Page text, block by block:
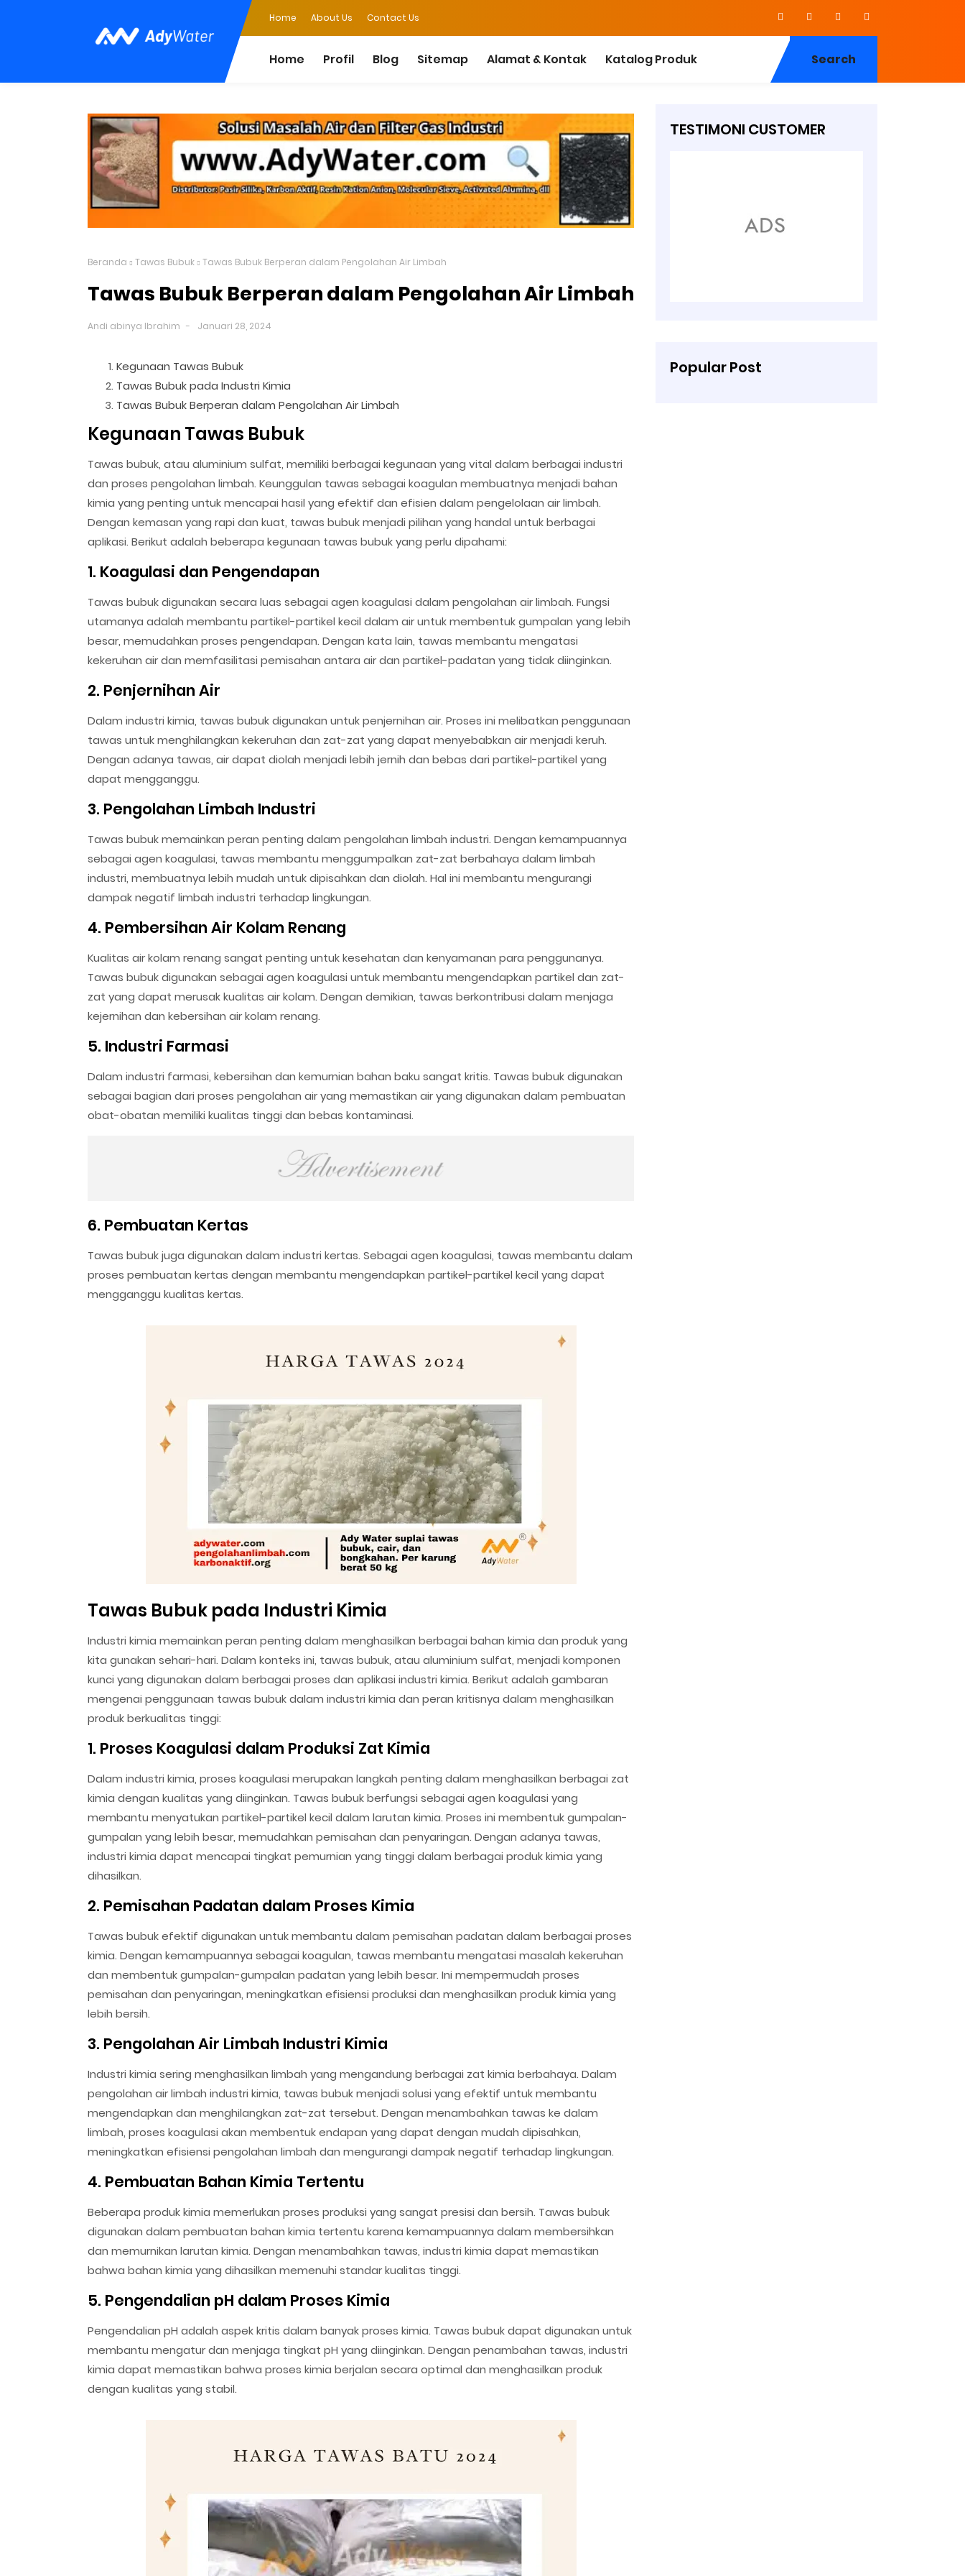
Home About Us Contact Us
Home Profil Blog Sitemap Alamat & Kontak Katalog Produk Search
Beranda Tawas Bubuk Tawas Bubuk Berperan dalam Pengolahan Air Limbah
Tawas Bubuk Berperan dalam Pengolahan Air Limbah
Andi abinya Ibrahim Januari 28, 2024
Kegunaan Tawas Bubuk
Tawas Bubuk pada Industri Kimia
Tawas Bubuk Berperan dalam Pengolahan Air Limbah
Kegunaan Tawas Bubuk
Tawas bubuk, atau aluminium sulfat, memiliki berbagai kegunaan yang vital dalam berbagai industri
dan proses pengolahan limbah. Keunggulan tawas sebagai koagulan membuatnya menjadi bahan
kimia yang penting untuk mencapai hasil yang efektif dan efisien dalam pengelolaan air limbah.
Dengan kemasan yang rapi dan kuat, tawas bubuk menjadi pilihan yang handal untuk berbagai
aplikasi. Berikut adalah beberapa kegunaan tawas bubuk yang perlu dipahami:
1. Koagulasi dan Pengendapan
Tawas bubuk digunakan secara luas sebagai agen koagulasi dalam pengolahan air limbah. Fungsi
utamanya adalah membantu partikel-partikel kecil dalam air untuk membentuk gumpalan yang lebih
besar, memudahkan proses pengendapan. Dengan kata lain, tawas membantu mengatasi
kekeruhan air dan memfasilitasi pemisahan antara air dan partikel-padatan yang tidak diinginkan.
2. Penjernihan Air
Dalam industri kimia, tawas bubuk digunakan untuk penjernihan air. Proses ini melibatkan penggunaan
tawas untuk menghilangkan kekeruhan dan zat-zat yang dapat menyebabkan air menjadi keruh.
Dengan adanya tawas, air dapat diolah menjadi lebih jernih dan bebas dari partikel-partikel yang
dapat mengganggu.
3. Pengolahan Limbah Industri
Tawas bubuk memainkan peran penting dalam pengolahan limbah industri. Dengan kemampuannya
sebagai agen koagulasi, tawas membantu menggumpalkan zat-zat berbahaya dalam limbah
industri, membuatnya lebih mudah untuk dipisahkan dan diolah. Hal ini membantu mengurangi
dampak negatif limbah industri terhadap lingkungan.
4. Pembersihan Air Kolam Renang
Kualitas air kolam renang sangat penting untuk kesehatan dan kenyamanan para penggunanya.
Tawas bubuk digunakan sebagai agen koagulasi untuk membantu mengendapkan partikel dan zat-
zat yang dapat merusak kualitas air kolam. Dengan demikian, tawas berkontribusi dalam menjaga
kejernihan dan kebersihan air kolam renang.
5. Industri Farmasi
Dalam industri farmasi, kebersihan dan kemurnian bahan baku sangat kritis. Tawas bubuk digunakan
sebagai bagian dari proses pengolahan air yang memastikan air yang digunakan dalam pembuatan
obat-obatan memiliki kualitas tinggi dan bebas kontaminasi.
6. Pembuatan Kertas
Tawas bubuk juga digunakan dalam industri kertas. Sebagai agen koagulasi, tawas membantu dalam
proses pembuatan kertas dengan membantu mengendapkan partikel-partikel kecil yang dapat
mengganggu kualitas kertas.
Tawas Bubuk pada Industri Kimia
Industri kimia memainkan peran penting dalam menghasilkan berbagai bahan kimia dan produk yang
kita gunakan sehari-hari. Dalam konteks ini, tawas bubuk, atau aluminium sulfat, menjadi komponen
kunci yang digunakan dalam berbagai proses dan aplikasi industri kimia. Berikut adalah gambaran
mengenai penggunaan tawas bubuk dalam industri kimia dan peran kritisnya dalam menghasilkan
produk berkualitas tinggi:
1. Proses Koagulasi dalam Produksi Zat Kimia
Dalam industri kimia, proses koagulasi merupakan langkah penting dalam menghasilkan berbagai zat
kimia dengan kualitas yang diinginkan. Tawas bubuk berfungsi sebagai agen koagulasi yang
membantu menyatukan partikel-partikel kecil dalam larutan kimia. Proses ini membentuk gumpalan-
gumpalan yang lebih besar, memudahkan pemisahan dan penyaringan. Dengan adanya tawas,
industri kimia dapat mencapai tingkat pemurnian yang tinggi dalam berbagai produk kimia yang
dihasilkan.
2. Pemisahan Padatan dalam Proses Kimia
Tawas bubuk efektif digunakan untuk membantu dalam pemisahan padatan dalam berbagai proses
kimia. Dengan kemampuannya sebagai koagulan, tawas membantu mengatasi masalah kekeruhan
dan membentuk gumpalan-gumpalan padatan yang lebih besar. Ini mempermudah proses
pemisahan dan penyaringan, meningkatkan efisiensi produksi dan menghasilkan produk kimia yang
lebih bersih.
3. Pengolahan Air Limbah Industri Kimia
Industri kimia sering menghasilkan limbah yang mengandung berbagai zat kimia berbahaya. Dalam
pengolahan air limbah industri kimia, tawas bubuk menjadi solusi yang efektif untuk membantu
mengendapkan dan menghilangkan zat-zat tersebut. Dengan menambahkan tawas ke dalam
limbah, proses koagulasi akan membentuk endapan yang dapat dengan mudah dipisahkan,
meningkatkan efisiensi pengolahan limbah dan mengurangi dampak negatif terhadap lingkungan.
4. Pembuatan Bahan Kimia Tertentu
Beberapa produk kimia memerlukan proses produksi yang sangat presisi dan bersih. Tawas bubuk
digunakan dalam pembuatan bahan kimia tertentu karena kemampuannya dalam membersihkan
dan memurnikan larutan kimia. Dengan menambahkan tawas, industri kimia dapat memastikan
bahwa bahan kimia yang dihasilkan memenuhi standar kualitas tinggi.
5. Pengendalian pH dalam Proses Kimia
Pengendalian pH adalah aspek kritis dalam banyak proses kimia. Tawas bubuk dapat digunakan untuk
membantu mengatur dan menjaga tingkat pH yang diinginkan. Dengan penambahan tawas, industri
kimia dapat memastikan bahwa proses kimia berjalan secara optimal dan menghasilkan produk
dengan kualitas yang stabil.
TESTIMONI CUSTOMER
Popular Post